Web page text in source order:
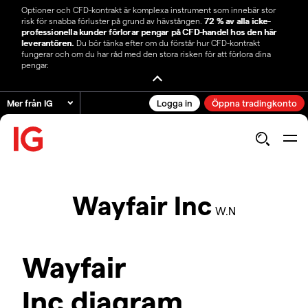
Optioner och CFD-kontrakt är komplexa instrument som innebär stor
risk för snabba förluster på grund av hävstången. 72 % av alla icke-
professionella kunder förlorar pengar på CFD-handel hos den här
leverantören. Du bör tänka efter om du förstår hur CFD-kontrakt
fungerar och om du har råd med den stora risken för att förlora dina
pengar.
Mer från IG Logga in Öppna tradingkonto
Wayfair Inc W.N
Wayfair
Inc diagram